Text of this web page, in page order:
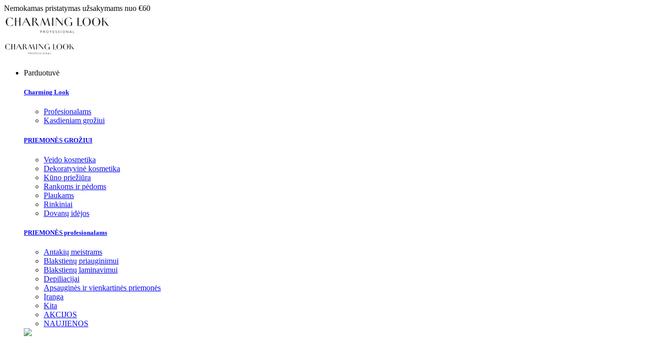
Nemokamas pristatymas užsakymams nuo €60
Parduotuvė
Charming Look
Profesionalams
Kasdieniam grožiui
PRIEMONĖS GROŽIUI
Veido kosmetika
Dekoratyvinė kosmetika
Kūno priežiūra
Rankoms ir pėdoms
Plaukams
Rinkiniai
Dovanų idėjos
PRIEMONĖS profesionalams
Antakių meistrams
Blakstienų priauginimui
Blakstienų laminavimui
Depiliacijai
Apsauginės ir vienkartinės priemonės
Įranga
Kita
AKCIJOS
NAUJIENOS